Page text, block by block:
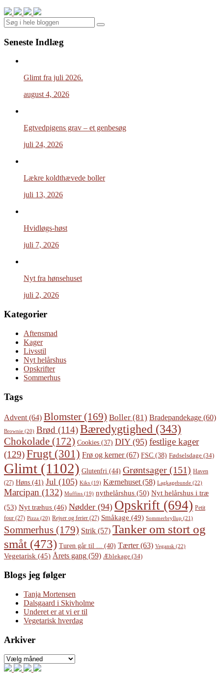
Search
Seneste Indlæg
Glimt fra juli 2026.
august 4, 2026
Egtvedpigens grav – et genbesøg
juli 24, 2026
Lækre koldthævede boller
juli 13, 2026
Hvidløgs-høst
juli 7, 2026
Nyt fra hønsehuset
juli 2, 2026
Kategorier
Aftensmad
Kager
Livsstil
Nyt helårshus
Opskrifter
Sommerhus
Tags
Advent (64) Blomster (169) Boller (81) Bradepandekage (60)
Brownie (20) Brød (114)Bæredygtighed (343)
Chokolade (172) Cookies (37) DIY(95) festlige kager
(129)Frugt(301) Frø og kerner(67) FSC (38) Fødselsdage (34)
Glimt (1102) Glutenfri (44) Grøntsager (151) Haven
(27) Høns (41) Jul (105) Kiks (19) Kærnehuset (58) Lagkagebunde (22)
Marcipan (132) Muffins (19) nythelårshus (50) Nyt helårshus i træ
(53) Nyt træhus (46) Nødder (94) Opskrift (694) Petit
four (27) Pizza (20) Rejser og ferier (27) Småkage (49) Sommerbryllup (21)
Sommerhus (179) Strik (57) Tanker om stort og
småt (473) Turen går til ... (40) Tærter(63) Vegansk (22)
Vegetarisk (45) Årets gang (59) Æblekage (34)
Blogs jeg følger
Tanja Mortensen
Dalsgaard i Skivholme
Underet er at vi er til
Vegetarisk hverdag
Arkiver
Arkiver